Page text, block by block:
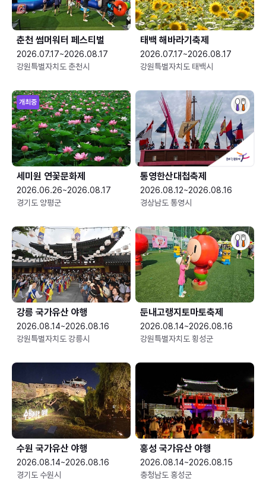
춘천 썸머워터 페스티벌
2026.07.17~2026.08.17
강원특별자치도 춘천시
태백 해바라기축제
2026.07.17~2026.08.17
강원특별자치도 태백시
개최중
세미원 연꽃문화제
2026.06.26~2026.08.17
경기도 양평군
통영한산대첩축제
2026.08.12~2026.08.16
경상남도 통영시
강릉 국가유산 야행
2026.08.14~2026.08.16
강원특별자치도 강릉시
둔내고랭지토마토축제
2026.08.14~2026.08.16
강원특별자치도 횡성군
수원 국가유산 야행
2026.08.14~2026.08.16
경기도 수원시
홍성 국가유산 야행
2026.08.14~2026.08.15
충청남도 홍성군